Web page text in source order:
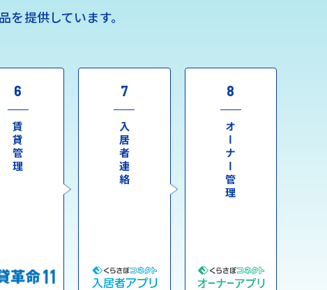
提供しています。
6
賃貸管理
7
入居者連絡
8
オーナー管理